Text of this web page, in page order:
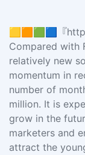
🟨🟧🟩🟦『
Compared with
relatively new
momentum in
number of
million. It is
grow in the
marketers and
attract the